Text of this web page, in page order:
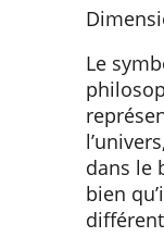
Le
dans le
bien